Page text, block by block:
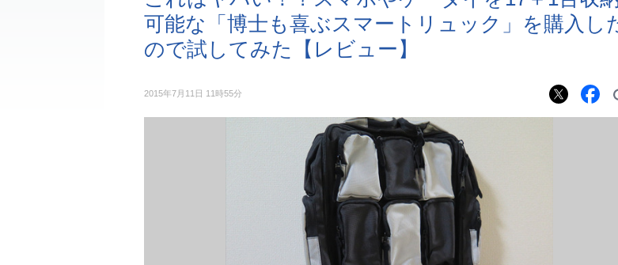
可能な「博士も喜ぶスマートリュック」を購入し
ので試してみた【レビュー】
2015年7月11日 11時55分